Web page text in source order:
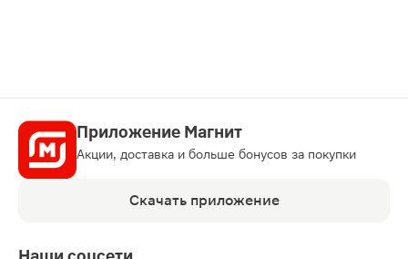
Приложение Магнит
Акции, доставка и больше бонусов за покупки
Скачать приложение